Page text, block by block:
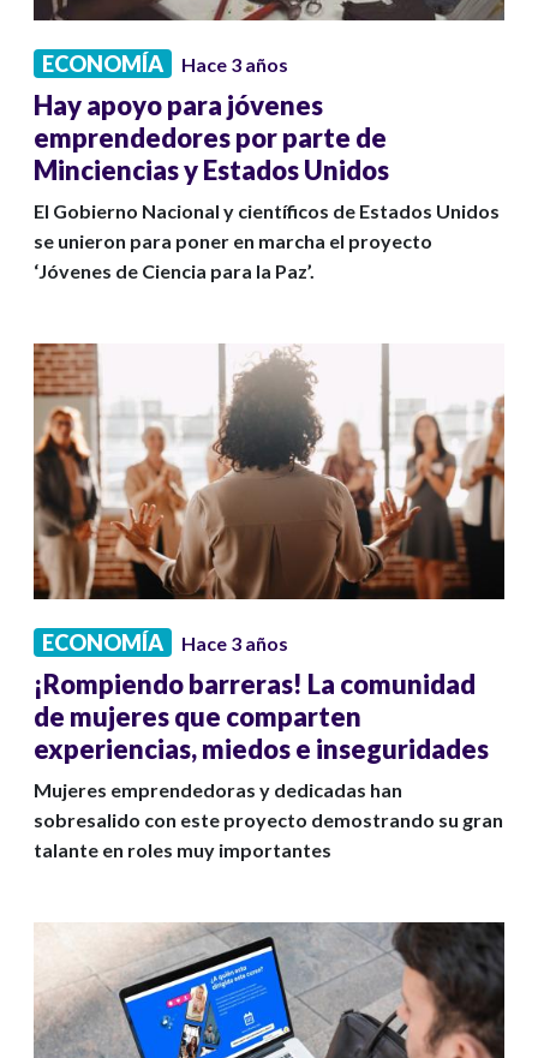
ECONOMÍA Hace 3 años
Hay apoyo para jóvenes
emprendedores por parte de
Minciencias y Estados Unidos
El Gobierno Nacional y científicos de Estados Unidos
se unieron para poner en marcha el proyecto
‘Jóvenes de Ciencia para la Paz’.
ECONOMÍA Hace 3 años
¡Rompiendo barreras! La comunidad
de mujeres que comparten
experiencias, miedos e inseguridades
Mujeres emprendedoras y dedicadas han
sobresalido con este proyecto demostrando su gran
talante en roles muy importantes